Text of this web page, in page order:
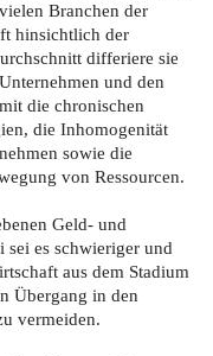
Branchen der
hinsichtlich der
differiere sie
und den
die chronischen
die Inhomogenität
sowie die
von Ressourcen.
Geld- und
sei es schwieriger und
aus dem Stadium
Übergang in den
vermeiden.